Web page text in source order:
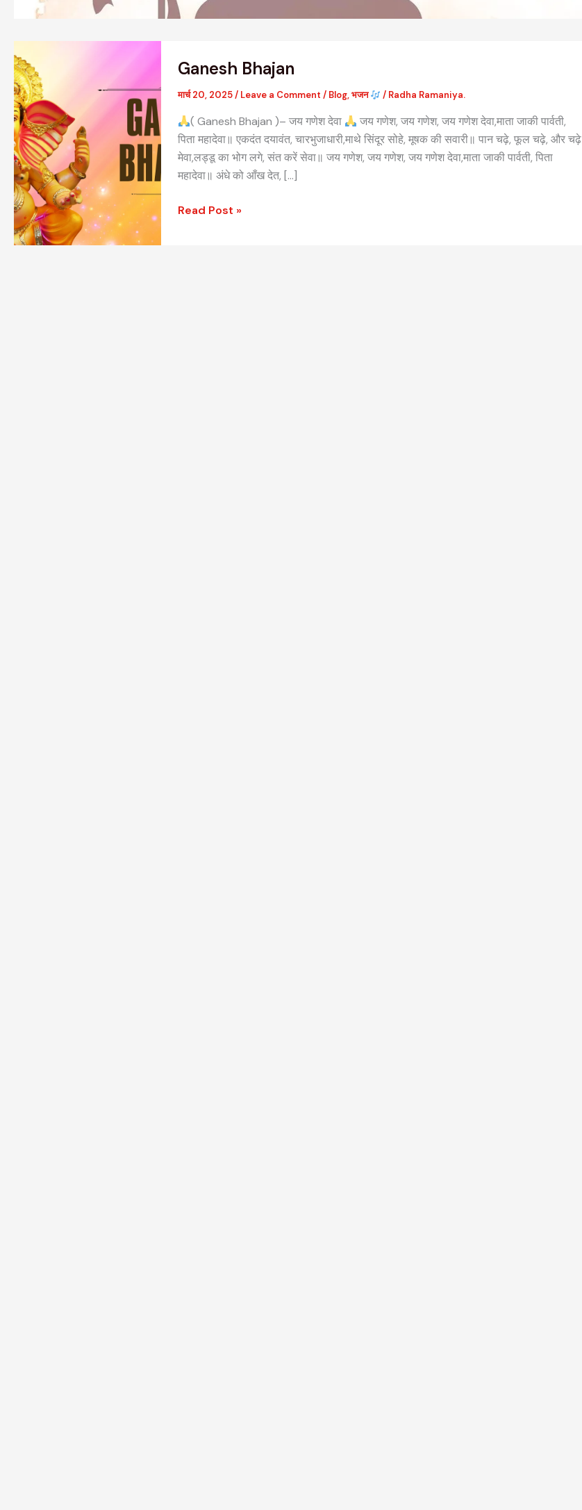
Ganesh Bhajan
मार्च 20, 2025/ Leave a Comment / Blog,भजन / Radha Ramaniya.
( Ganesh Bhajan )– जय गणेश देवा
जय गणेश, जय गणेश, जय गणेश देवा,माता जाकी पार्वती,
पिता महादेवा॥ एकदंत दयावंत, चारभुजाधारी,माथे सिंदूर सोहे, मूषक की सवारी॥ पान चढ़े, फूल चढ़े, और चढ़े
मेवा,लड्डू का भोग लगे, संत करें सेवा॥ जय गणेश, जय गणेश, जय गणेश देवा,माता जाकी पार्वती, पिता
महादेवा॥ अंधे को आँख देत, […]
Bhajan
Read Post »